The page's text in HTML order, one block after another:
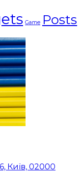
Game Posts
Київ, 02000